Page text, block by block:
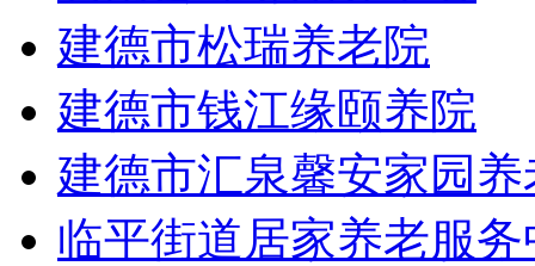
建德市松瑞养老院
建德市钱江缘颐养院
建德市汇泉馨安家园养
临平街道居家养老服务